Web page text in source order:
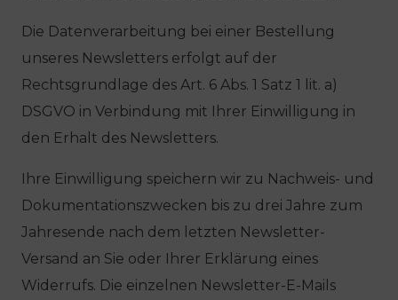
Die Datenverarbeitung bei einer Bestellung
unseres Newsletters erfolgt auf der
Rechtsgrundlage des Art. 6 Abs. 1 Satz 1 lit. a)
DSGVO in Verbindung mit Ihrer Einwilligung in
den Erhalt des Newsletters.
Ihre Einwilligung speichern wir zu Nachweis- und
Dokumentationszwecken bis zu drei Jahre zum
Jahresende nach dem letzten Newsletter-
Versand an Sie oder Ihrer Erklärung eines
Widerrufs. Die einzelnen Newsletter-E-Mails